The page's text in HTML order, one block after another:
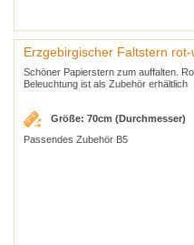
Erzgebirgischer Faltstern
Schöner Papierstern zum auffalten.
Beleuchtung ist als Zubehör erhältlich
Größe: 70cm (Durchmesser)
Passendes Zubehör B5